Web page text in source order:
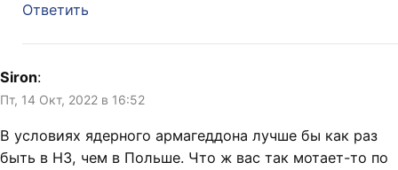
Ответить
Siron:
Пт, 14 Окт, 2022 в 16:52
В условиях ядерного армагеддона лучше бы как раз
быть в НЗ, чем в Польше. Что ж вас так мотает-то по